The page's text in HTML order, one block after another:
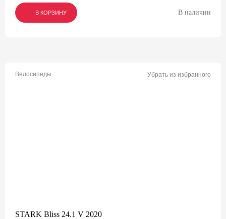
В КОРЗИНУ
В КОРЗИНУ
В КОРЗИНУ В наличии
Велосипеды Убрать из избранного
STARK Bliss 24.1 V 2020